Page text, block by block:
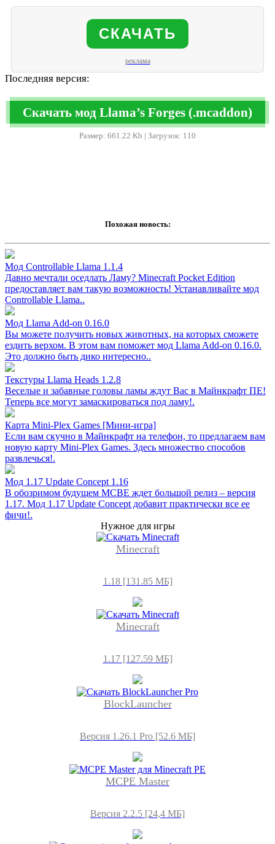
СКАЧАТЬ
реклама
Последняя версия:
Скачать мод Llama’s Forges (.mcaddon)
Размер: 661.22 Kb | Загрузок: 110
Похожая новость:
Мод Controllable Llama 1.1.4
Давно мечтали оседлать Ламу? Minecraft Pocket Edition
предоставляет вам такую возможность! Устанавливайте мод
Controllable Llama..
Мод Llama Add-on 0.16.0
Вы можете получить новых животных, на которых сможете
ездить верхом. В этом вам поможет мод Llama Add-on 0.16.0.
Это должно быть дико интересно..
Текстуры Llama Heads 1.2.8
Веселые и забавные головы ламы ждут Вас в Майнкрафт ПЕ!
Теперь все могут замаскироваться под ламу!.
Карта Mini-Plex Games [Мини-игра]
Если вам скучно в Майнкрафт на телефон, то предлагаем вам
новую карту Mini-Plex Games. Здесь множество способов
развлечься!.
Мод 1.17 Update Concept 1.16
В обозримом будущем MCBE ждет большой релиз – версия
1.17. Мод 1.17 Update Concept добавит практически все ее
фичи!.
Нужное для игры
Minecraft
1.18 [131.85 МБ]
Minecraft
1.17 [127.59 МБ]
BlockLauncher
Версия 1.26.1 Pro [52.6 МБ]
MCPE Master
Версия 2.2.5 [24,4 МБ]